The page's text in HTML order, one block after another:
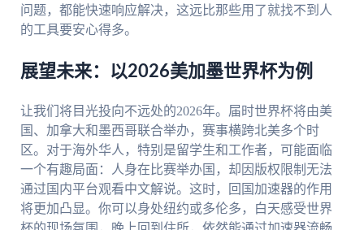
问题，都能快速响应解决，这远比那些用了就找不到人
的工具要安心得多。
展望未来：以2026美加墨世界杯为例
让我们将目光投向不远处的2026年。届时世界杯将由美
国、加拿大和墨西哥联合举办，赛事横跨北美多个时
区。对于海外华人，特别是留学生和工作者，可能面临
一个有趣局面：人身在比赛举办国，却因版权限制无法
通过国内平台观看中文解说。这时，回国加速器的作用
将更加凸显。你可以身处纽约或多伦多，白天感受世界